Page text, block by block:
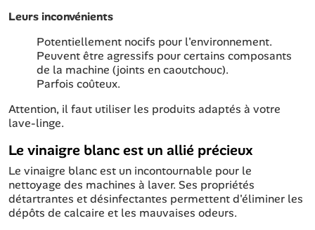
Leurs inconvénients
Potentiellement nocifs pour l'environnement.
Peuvent être agressifs pour certains composants
de la machine (joints en caoutchouc).
Parfois coûteux.
Attention, il faut utiliser les produits adaptés à votre
lave-linge.
Le vinaigre blanc est un allié précieux
Le vinaigre blanc est un incontournable pour le
nettoyage des machines à laver. Ses propriétés
détartrantes et désinfectantes permettent d'éliminer les
dépôts de calcaire et les mauvaises odeurs.